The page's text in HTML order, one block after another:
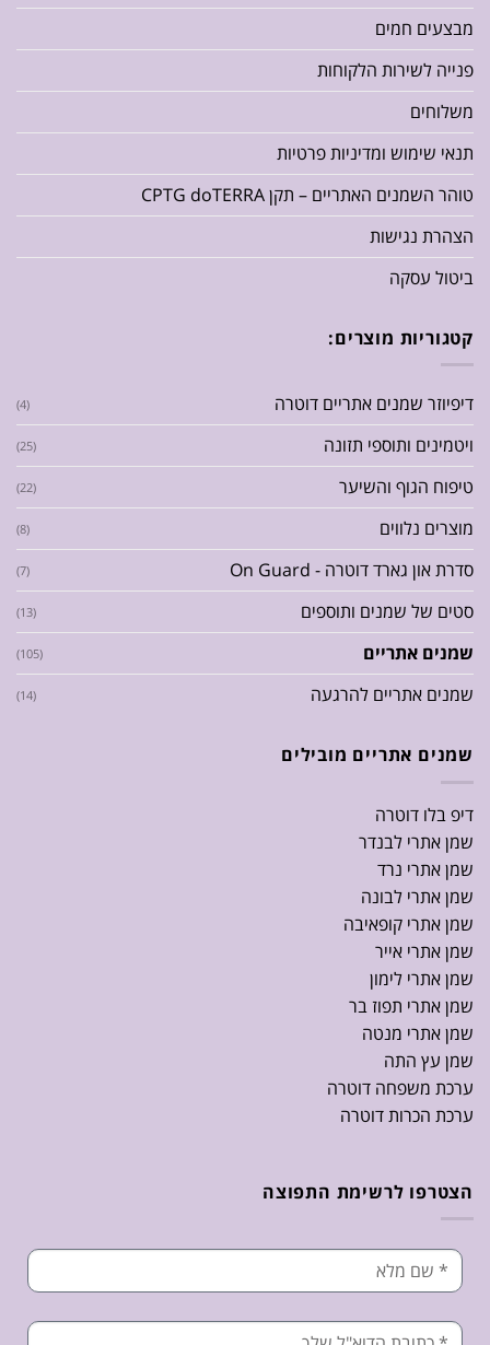
מבצעים חמים
פנייה לשירות הלקוחות
משלוחים
תנאי שימוש ומדיניות פרטיות
טוהר השמנים האתריים – תקן CPTG doTERRA
הצהרת נגישות
ביטול עסקה
קטגוריות מוצרים:
דיפיוזר שמנים אתריים דוטרה (4)
ויטמינים ותוספי תזונה (25)
טיפוח הגוף והשיער (22)
מוצרים נלווים (8)
סדרת און גארד דוטרה - On Guard (7)
סטים של שמנים ותוספים (13)
שמנים אתריים (105)
שמנים אתריים להרגעה (14)
שמנים אתריים מובילים
דיפ בלו דוטרה
שמן אתרי לבנדר
שמן אתרי נרד
שמן אתרי לבונה
שמן אתרי קופאיבה
שמן אתרי אייר
שמן אתרי לימון
שמן אתרי תפוז בר
שמן אתרי מנטה
שמן עץ התה
ערכת משפחה דוטרה
ערכת הכרות דוטרה
הצטרפו לרשימת התפוצה